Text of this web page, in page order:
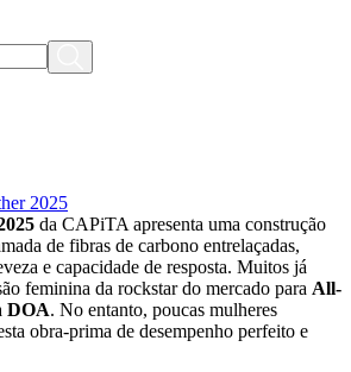
2025
da CAPiTA apresenta uma construção
de fibras de carbono entrelaçadas,
e capacidade de resposta. Muitos já
feminina da rockstar do mercado para All-
DOA. No entanto, poucas mulheres
obra-prima de desempenho perfeito e